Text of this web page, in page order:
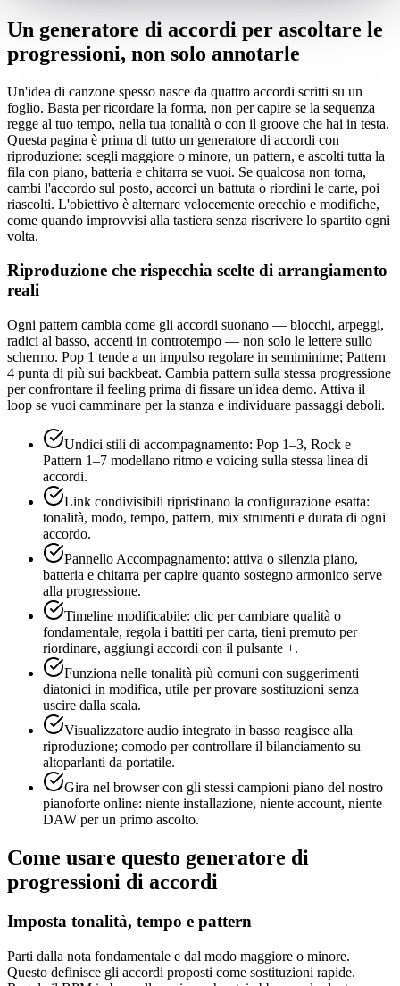
Un generatore di accordi per ascoltare le
progressioni, non solo annotarle
Un'idea di canzone spesso nasce da quattro accordi scritti su un
foglio. Basta per ricordare la forma, non per capire se la sequenza
regge al tuo tempo, nella tua tonalità o con il groove che hai in testa.
Questa pagina è prima di tutto un generatore di accordi con
riproduzione: scegli maggiore o minore, un pattern, e ascolti tutta la
fila con piano, batteria e chitarra se vuoi. Se qualcosa non torna,
cambi l'accordo sul posto, accorci un battuta o riordini le carte, poi
riascolti. L'obiettivo è alternare velocemente orecchio e modifiche,
come quando improvvisi alla tastiera senza riscrivere lo spartito ogni
volta.
Riproduzione che rispecchia scelte di arrangiamento
reali
Ogni pattern cambia come gli accordi suonano — blocchi, arpeggi,
radici al basso, accenti in controtempo — non solo le lettere sullo
schermo. Pop 1 tende a un impulso regolare in semiminime; Pattern
4 punta di più sui backbeat. Cambia pattern sulla stessa progressione
per confrontare il feeling prima di fissare un'idea demo. Attiva il
loop se vuoi camminare per la stanza e individuare passaggi deboli.
Undici stili di accompagnamento: Pop 1–3, Rock e
Pattern 1–7 modellano ritmo e voicing sulla stessa linea di
accordi.
Link condivisibili ripristinano la configurazione esatta:
tonalità, modo, tempo, pattern, mix strumenti e durata di ogni
accordo.
Pannello Accompagnamento: attiva o silenzia piano,
batteria e chitarra per capire quanto sostegno armonico serve
alla progressione.
Timeline modificabile: clic per cambiare qualità o
fondamentale, regola i battiti per carta, tieni premuto per
riordinare, aggiungi accordi con il pulsante +.
Funziona nelle tonalità più comuni con suggerimenti
diatonici in modifica, utile per provare sostituzioni senza
uscire dalla scala.
Visualizzatore audio integrato in basso reagisce alla
riproduzione; comodo per controllare il bilanciamento su
altoparlanti da portatile.
Gira nel browser con gli stessi campioni piano del nostro
pianoforte online: niente installazione, niente account, niente
DAW per un primo ascolto.
Come usare questo generatore di
progressioni di accordi
Imposta tonalità, tempo e pattern
Parti dalla nota fondamentale e dal modo maggiore o minore.
Questo definisce gli accordi proposti come sostituzioni rapide.